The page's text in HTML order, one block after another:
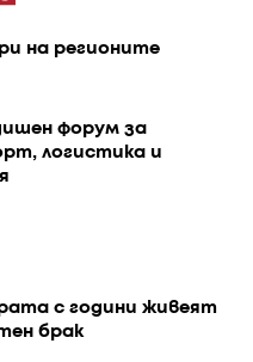
на регионите
форум за
логистика и
с години живеят
брак